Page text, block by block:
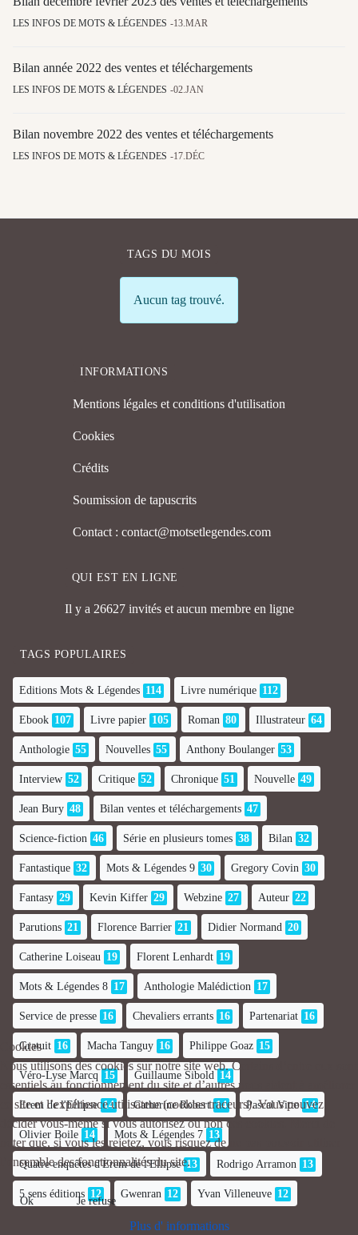
LES INFOS DE MOTS & LÉGENDES 13.MAR
Bilan année 2022 des ventes et téléchargements
LES INFOS DE MOTS & LÉGENDES 02.JAN
Bilan novembre 2022 des ventes et téléchargements
LES INFOS DE MOTS & LÉGENDES 17.DÉC
TAGS DU MOIS
Info
Aucun tag trouvé.
INFORMATIONS
Mentions légales et conditions d'utilisation
Cookies
Crédits
Soumission de tapuscrits
Contact : contact@motsetlegendes.com
QUI EST EN LIGNE
Il y a 26627 invités et aucun membre en ligne
TAGS POPULAIRES
Editions Mots & Légendes 114 Livre numérique 112
Ebook 107 Livre papier 105 Roman 80 Illustrateur 64
Anthologie 55 Nouvelles 55 Anthony Boulanger 53
Interview 52 Critique 52 Chronique 51 Nouvelle 49
Jean Bury 48 Bilan ventes et téléchargements 47
Science-fiction 46 Série en plusieurs tomes 38 Bilan 32
Fantastique 32 Mots & Légendes 9 30 Gregory Covin 30
Fantasy 29 Kevin Kiffer 29 Webzine 27 Auteur 22
Parutions 21 Florence Barrier 21 Didier Normand 20
Catherine Loiseau 19 Florent Lenhardt 19
Mots & Légendes 8 17 Anthologie Malédiction 17
Service de presse 16 Chevaliers errants 16 Partenariat 16
Gratuit 16 Macha Tanguy 16 Philippe Goaz 15
Véro-Lyse Marcq 15 Guillaume Sibold 14
Erem de l'Ellipse 14 Catherine Robert 14 Pascal Vitte 14
Olivier Boile 14 Mots & Légendes 7 13
Quatre enquêtes d'Erem de l'Ellipse 13 Rodrigo Arramon 13
5 sens éditions 12 Gwenran 12 Yvan Villeneuve 12
Cookies
Nous utilisons des cookies sur notre site web. Certains d’entre eux sont
essentiels au fonctionnement du site et d’autres nous aident à améliorer
ce site et l’expérience utilisateur (cookies traceurs). Vous pouvez
décider vous-même si vous autorisez ou non ces cookies. Merci de
noter que, si vous les rejetez, vous risquez de ne pas pouvoir utiliser
l’ensemble des fonctionnalités du site.
Ok Je refuse
Plus d' informations